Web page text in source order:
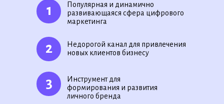
Популярная и динамично
развивающаяся сфера цифрового
маркетинга
1
Недорогой канал для привлечения
новых клиентов бизнесу
2
Инструмент для
формирования и развития
личного бренда
3